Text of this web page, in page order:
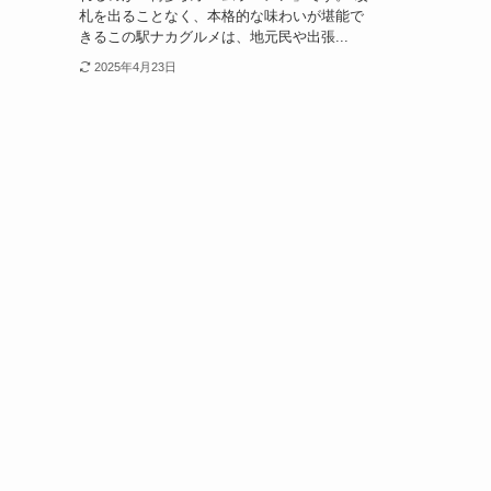
札を出ることなく、本格的な味わいが堪能で
きるこの駅ナカグルメは、地元民や出張...
2025年4月23日